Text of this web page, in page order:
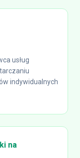
usług
indywidualnych
na